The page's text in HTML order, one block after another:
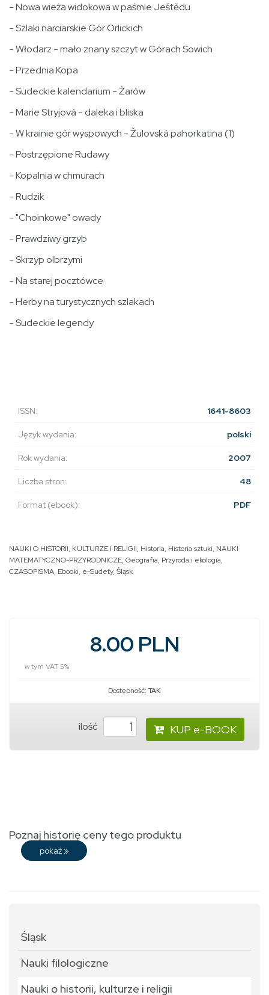
- Nowa wieża widokowa w paśmie Ještědu
- Szlaki narciarskie Gór Orlickich
- Włodarz - mało znany szczyt w Górach Sowich
- Przednia Kopa
- Sudeckie kalendarium - Żarów
- Marie Stryjová - daleka i bliska
- W krainie gór wyspowych - Žulovská pahorkatina (1)
- Postrzępione Rudawy
- Kopalnia w chmurach
- Rudzik
- "Choinkowe" owady
- Prawdziwy grzyb
- Skrzyp olbrzymi
- Na starej pocztówce
- Herby na turystycznych szlakach
- Sudeckie legendy
ISSN: 1641-8603
Język wydania: polski
Rok wydania: 2007
Liczba stron: 48
Format (ebook): PDF
NAUKI O HISTORII, KULTURZE I RELIGII, Historia, Historia sztuki, NAUKI
MATEMATYCZNO-PRZYRODNICZE, Geografia, Przyroda i ekologia,
CZASOPISMA, Ebooki, e-Sudety, Śląsk
8.00 PLN
w tym VAT 5%
Dostępność: TAK
ilość KUP e-BOOK
Poznaj historię ceny tego produktu
pokaż »
Śląsk
Nauki filologiczne
Nauki o historii, kulturze i religii